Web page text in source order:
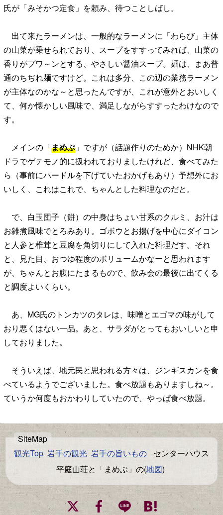
氏が「みそかつ定食」を頼み、待つことしばし。
出て来たラーメンは、一般的なラーメンに「わらび」主体
の山菜が乗せられており、スープをすすってみれば、山菜の
香りがプワ～ンとする、やさしい醤油スープ。麺は、まあ普
通のちぢれ麺ですけど。これは多分、この辺の業務ラーメン
が主体なのかな～と思ったんですが、これが意外とおいしく
て、何か懐かしい風味で、満足しながらすすったわけなので
す。
メインの「まめぶ 」ですが（話題作りのためか）NHK朝
ドラでゲテモノ的に扱われておりましたけれど、食べてみた
ら（事前にハードルを下げていたおかげもあり）予想外にお
いしく、これはこれで、ちゃんとした料理なのだと。
で、白玉団子（餅）の中身はちょい甘系のクルミ、お汁は
お雑煮風味でとろみあり。ゴボウとお揚げを中心にダイコン
と人参と椎茸と豆腐を角切りにして入れた料理だす。それ
と、見た目、おつゆ程度のボリュームかなーと思われます
が、ちゃんとお腹にたまるもので、飲み会の最後に出てくる
と調度よいくらい。
あ、MG氏のトンカツのタレは、味噌とエゴマの味がして
おり悪くはない一品。あと、サラダがとってもおいしいと申
しておりました。
そういえば、地元民と思われる方々は、ジンギスカンを食
べているようでございました。食べ放題もありますしね～。
ていうか何度もおかわりしていたので、やっぱ食べ放題。
観光Top 岩手の観光 岩手の旨いもの
センターハウス
平庭山荘と「まめぶ」の(地図)